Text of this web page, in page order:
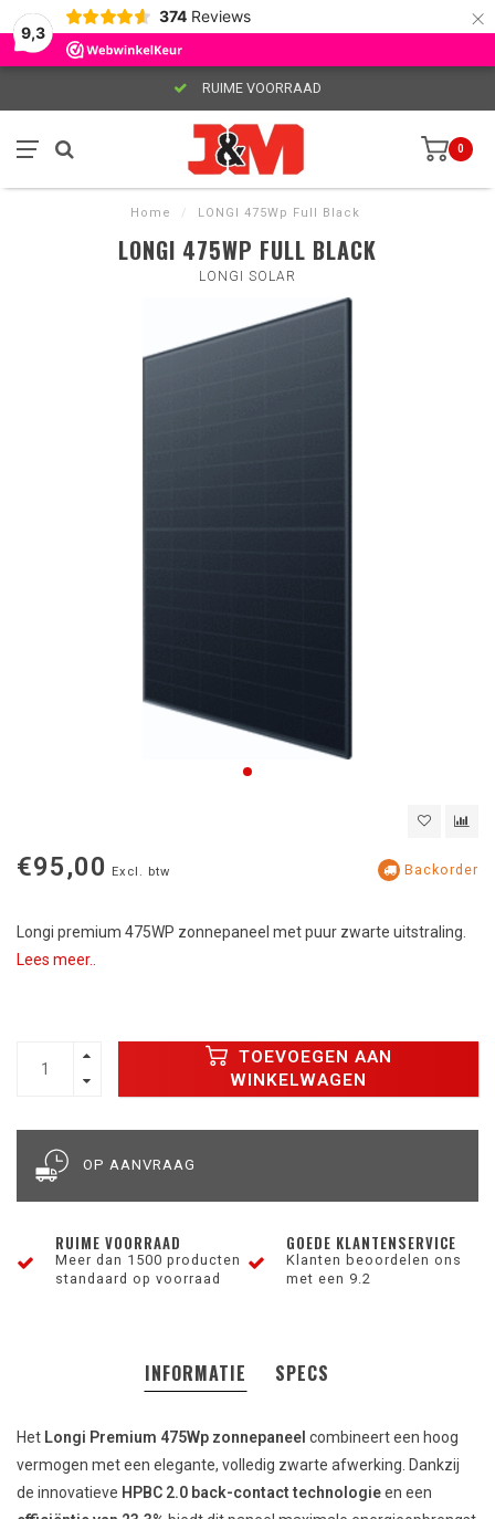
9,3
374 Reviews ×
RUIME VOORRAAD
0
Home / LONGI 475Wp Full Black
LONGI 475WP FULL BLACK
LONGI SOLAR
€95,00 Excl. btw Backorder
Longi premium 475WP zonnepaneel met puur zwarte uitstraling.
Lees meer..
TOEVOEGEN AAN
WINKELWAGEN
OP AANVRAAG
RUIME VOORRAAD
Meer dan 1500 producten
standaard op voorraad
GOEDE KLANTENSERVICE
Klanten beoordelen ons
met een 9.2
INFORMATIE SPECS
Het Longi Premium 475Wp zonnepaneel combineert een hoog
vermogen met een elegante, volledig zwarte afwerking. Dankzij
de innovatieve HPBC 2.0 back-contact technologieen een